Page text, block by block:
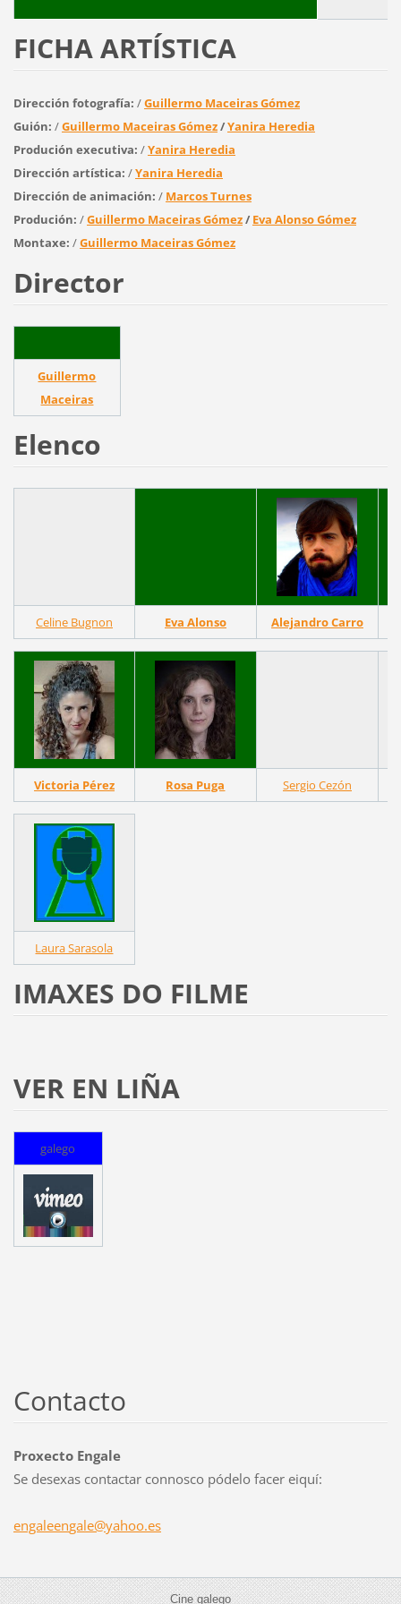
FICHA ARTÍSTICA
Dirección fotografía: /Guillermo Maceiras Gómez
Guión: /Guillermo Maceiras Gómez/Yanira Heredia
Produción executiva: /Yanira Heredia
Dirección artística: /Yanira Heredia
Dirección de animación: / Marcos Turnes
Produción: /Guillermo Maceiras Gómez/ Eva Alonso Gómez
Montaxe: /Guillermo Maceiras Gómez
Director
Guillermo
Maceiras
Elenco
Celine Bugnon Eva Alonso Alejandro Carro
Victoria Pérez Rosa Puga Sergio Cezón
Laura Sarasola
IMAXES DO FILME
VER EN LIÑA
galego
Contacto
Proxecto Engale
Se desexas contactar connosco pódelo facer eiquí:
engaleengale@yahoo.es
Cine galego